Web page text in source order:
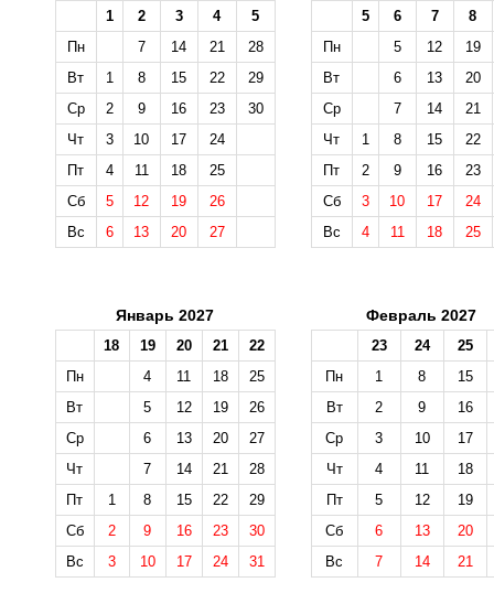
1 2 3 4
5
Пн
7 14 21
28
Вт
1 8 15 22
29
Ср
2 9 16 23
30
Чт
3 10 17
24
Пт
4 11 18
25
Сб
5 12 19
26
Вс
6 13 20 27
5 6 7
8
Пн
5 12
19
Вт
6 13
20
Ср
7 14
21
Чт
1 8 15
22
Пт
2 9 16
23
Сб
3 10 17
24
Вс
4 11 18 25
Январь 2027
18 19 20 21
22
Пн
4 11 18
25
Вт
5 12 19
26
Ср
6 13 20
27
Чт
7 14 21
28
Пт
1 8 15 22
29
Сб
2 9 16 23
30
Вс
3 10 17 24 31
Февраль 2027
23 24
25
Пн
1 8
15
Вт
2 9
16
Ср
3 10
17
Чт
4 11
18
Пт
5 12
19
Сб
6 13
20
Вс
7 14 21